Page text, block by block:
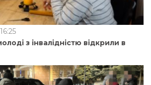
з інвалідністю відкрили в